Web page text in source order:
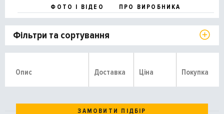
ФОТО І ВІДЕО
ПРО ВИРОБНИКА
Фільтри та сортування
Опис Доставка Ціна Покупка
ЗАМОВИТИ ПІДБІР